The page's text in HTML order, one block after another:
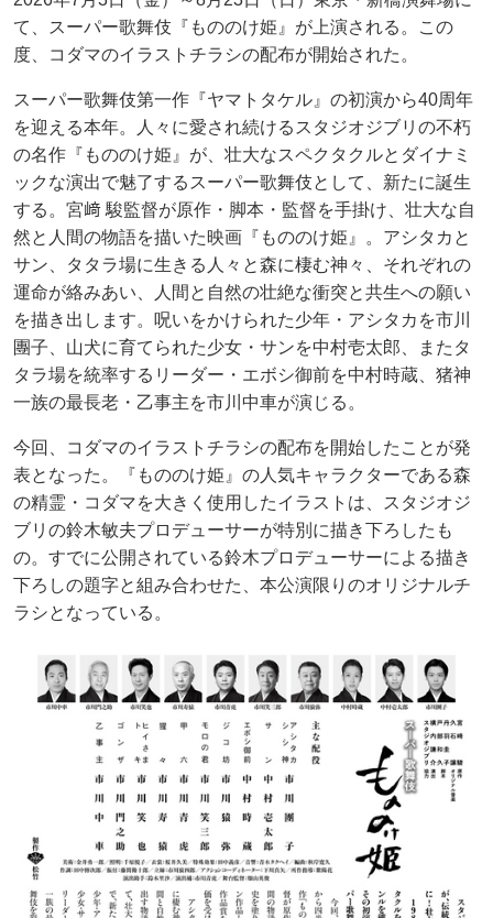
て、スーパー歌舞伎『もののけ姫』が上演される。この
度、コダマのイラストチラシの配布が開始された。
スーパー歌舞伎第一作『ヤマトタケル』の初演から40周年
を迎える本年。人々に愛され続けるスタジオジブリの不朽
の名作『もののけ姫』が、壮大なスペクタクルとダイナミ
ックな演出で魅了するスーパー歌舞伎として、新たに誕生
する。宮﨑 駿監督が原作・脚本・監督を手掛け、壮大な自
然と人間の物語を描いた映画『もののけ姫』。アシタカと
サン、タタラ場に生きる人々と森に棲む神々、それぞれの
運命が絡みあい、人間と自然の壮絶な衝突と共生への願い
を描き出します。呪いをかけられた少年・アシタカを市川
團子、山犬に育てられた少女・サンを中村壱太郎、またタ
タラ場を統率するリーダー・エボシ御前を中村時蔵、猪神
一族の最長老・乙事主を市川中車が演じる。
今回、コダマのイラストチラシの配布を開始したことが発
表となった。『もののけ姫』の人気キャラクターである森
の精霊・コダマを大きく使用したイラストは、スタジオジ
ブリの鈴木敏夫プロデューサーが特別に描き下ろしたも
の。すでに公開されている鈴木プロデューサーによる描き
下ろしの題字と組み合わせた、本公演限りのオリジナルチ
ラシとなっている。